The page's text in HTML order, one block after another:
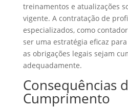
treinamentos e atualizações
vigente. A contratação de
especializados, como
ser uma estratégia eficaz
as obrigações legais sejam
adequadamente.
Consequências
Cumprimento